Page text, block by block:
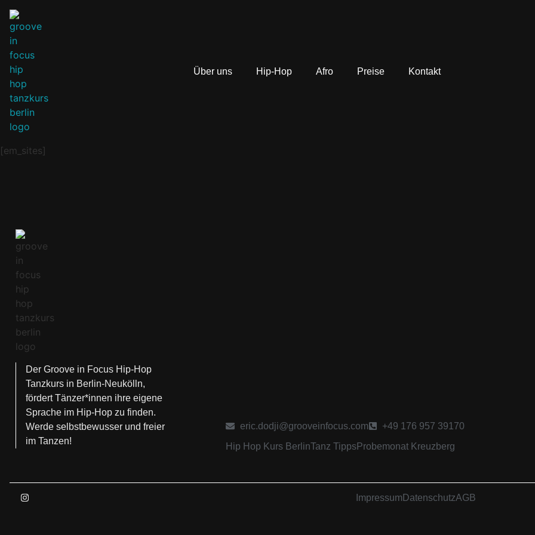
Über uns Hip-Hop Afro Preise Kontakt
[em_sites]
Der Groove in Focus Hip-Hop
Tanzkurs in Berlin-Neukölln,
fördert Tänzer*innen ihre eigene
Sprache im Hip-Hop zu finden.
Werde selbstbewusser und freier
im Tanzen!
eric.dodji@grooveinfocus.com
+49 176 957 39170
Hip Hop Kurs BerlinTanz TippsProbemonat Kreuzberg
Impressum DatenschutzAGB